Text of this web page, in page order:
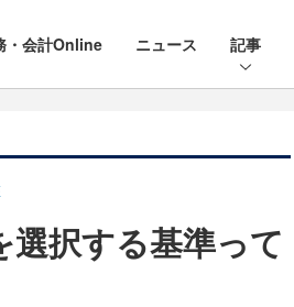
・会計Online ニュース 記事
択する基準って